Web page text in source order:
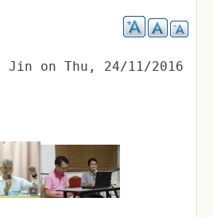
Jin on Thu, 24/11/2016